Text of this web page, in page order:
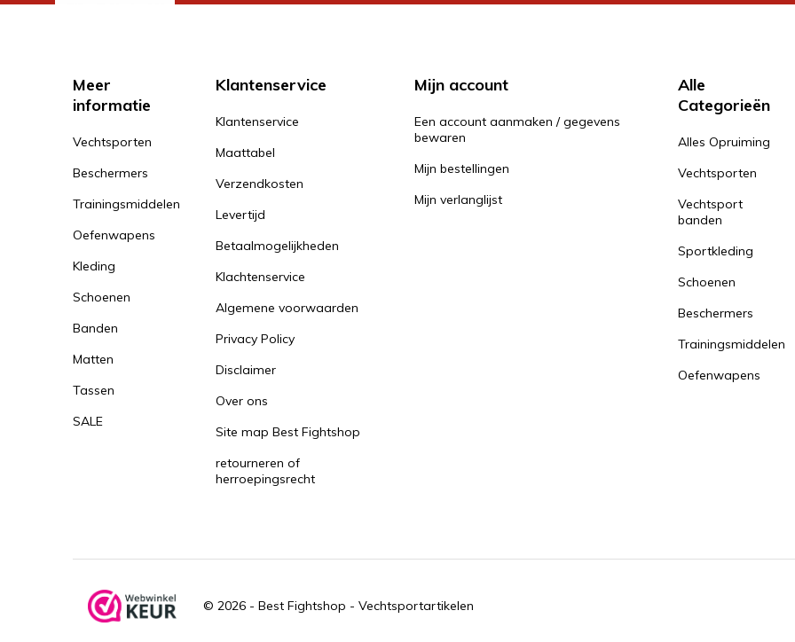
Meer
informatie
Vechtsporten
Beschermers
Trainingsmiddelen
Oefenwapens
Kleding
Schoenen
Banden
Matten
Tassen
SALE
Klantenservice
Klantenservice
Maattabel
Verzendkosten
Levertijd
Betaalmogelijkheden
Klachtenservice
Algemene voorwaarden
Privacy Policy
Disclaimer
Over ons
Site map Best Fightshop
retourneren of
herroepingsrecht
Mijn account
Een account aanmaken / gegevens
bewaren
Mijn bestellingen
Mijn verlanglijst
Alle
Categorieën
Alles Opruiming
Vechtsporten
Vechtsport
banden
Sportkleding
Schoenen
Beschermers
Trainingsmiddelen
Oefenwapens
© 2026 - Best Fightshop - Vechtsportartikelen